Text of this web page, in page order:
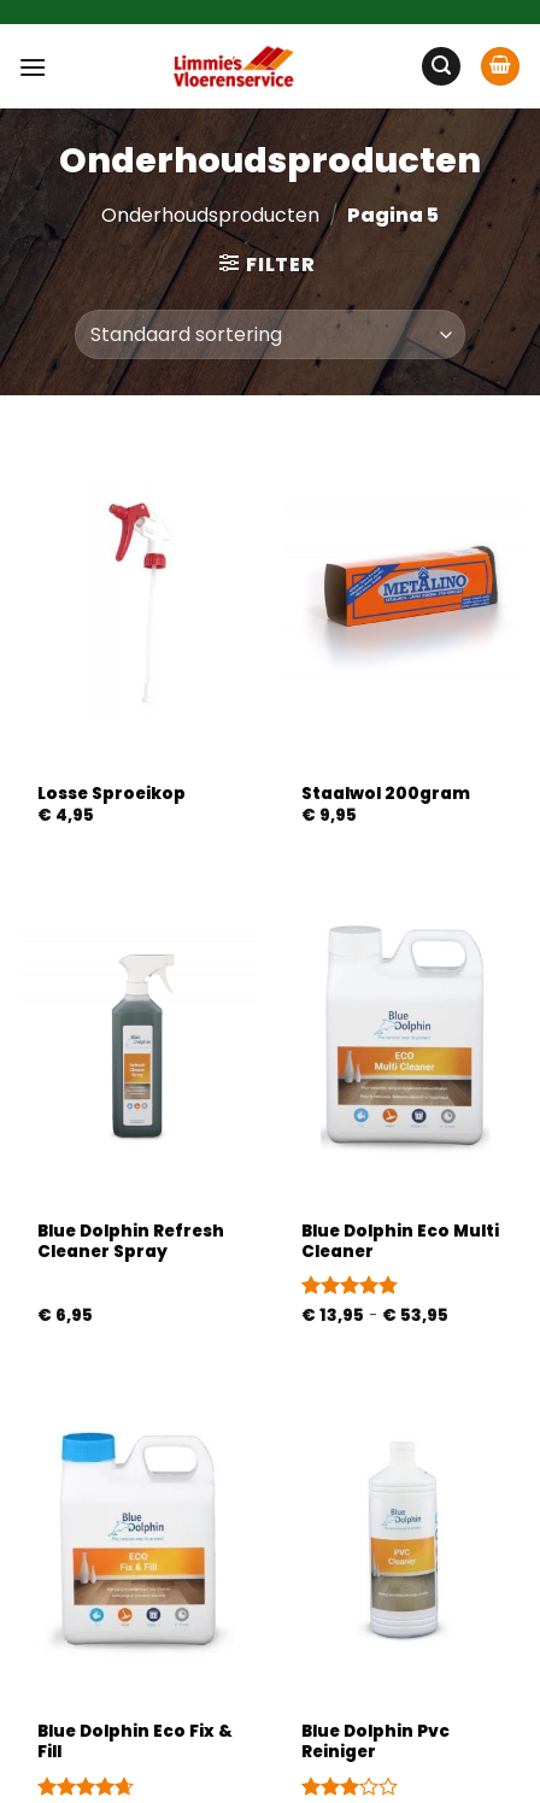
inhoud
Onderhoudsproducten
Onderhoudsproducten / Pagina 5
FILTER
Losse Sproeikop
€ 4,95
Staalwol 200gram
€ 9,95
Blue Dolphin Refresh
Cleaner Spray
€ 6,95
Blue Dolphin Eco Multi
Cleaner
Gewaardeerd
€ 13,95 - € 53,95
Blue Dolphin Eco Fix &
Fill
Blue Dolphin Pvc
Reiniger